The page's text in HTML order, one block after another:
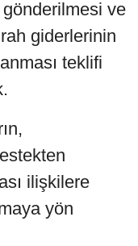
ve
giderlerinin
teklifi
ilişkilere
yön